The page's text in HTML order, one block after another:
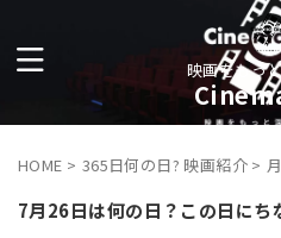
映画をもっ
HOME > 365日何の日? 映画紹介 >
7月26日は何の日？この日に